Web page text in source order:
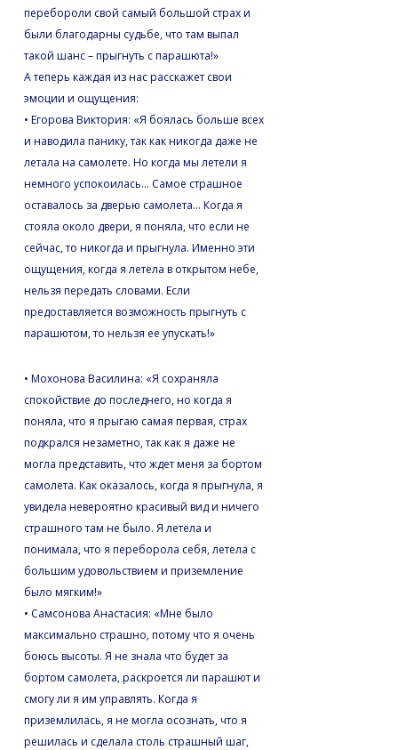
перебороли свой самый большой страх и
были благодарны судьбе, что там выпал
такой шанс – прыгнуть с парашюта!»
А теперь каждая из нас расскажет свои
эмоции и ощущения:
• Егорова Виктория: «Я боялась больше всех
и наводила панику, так как никогда даже не
летала на самолете. Но когда мы летели я
немного успокоилась… Самое страшное
оставалось за дверью самолета… Когда я
стояла около двери, я поняла, что если не
сейчас, то никогда и прыгнула. Именно эти
ощущения, когда я летела в открытом небе,
нельзя передать словами. Если
предоставляется возможность прыгнуть с
парашютом, то нельзя ее упускать!»
• Мохонова Василина: «Я сохраняла
спокойствие до последнего, но когда я
поняла, что я прыгаю самая первая, страх
подкрался незаметно, так как я даже не
могла представить, что ждет меня за бортом
самолета. Как оказалось, когда я прыгнула, я
увидела невероятно красивый вид и ничего
страшного там не было. Я летела и
понимала, что я переборола себя, летела с
большим удовольствием и приземление
было мягким!»
• Самсонова Анастасия: «Мне было
максимально страшно, потому что я очень
боюсь высоты. Я не знала что будет за
бортом самолета, раскроется ли парашют и
смогу ли я им управлять. Когда я
приземлилась, я не могла осознать, что я
решилась и сделала столь страшный шаг,